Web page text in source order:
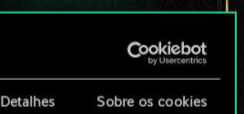
Detalhes Sobre os cookies
isto é
um conjunto